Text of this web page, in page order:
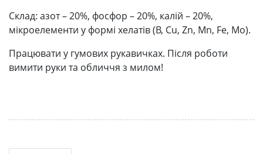
Склад: азот – 20%, фосфор – 20%, калій – 20%,
мікроелементи у формі хелатів (B, Cu, Zn, Mn, Fe, Mo).
Працювати у гумових рукавичках. Після роботи
вимити руки та обличчя з милом!